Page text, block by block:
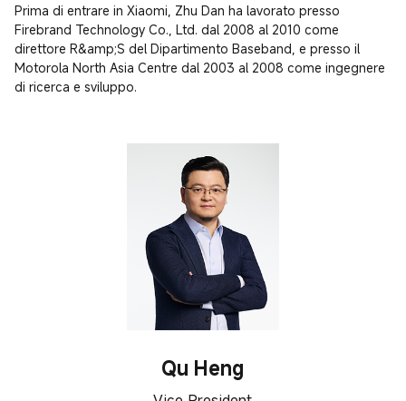
Prima di entrare in Xiaomi, Zhu Dan ha lavorato presso
Firebrand Technology Co., Ltd. dal 2008 al 2010 come
direttore R&amp;S del Dipartimento Baseband, e presso il
Motorola North Asia Centre dal 2003 al 2008 come ingegnere
di ricerca e sviluppo.
Qu Heng